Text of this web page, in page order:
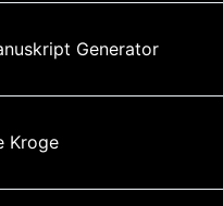
Generator
Kroge